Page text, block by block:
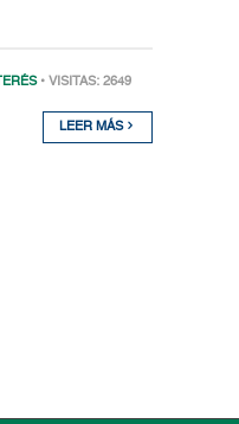
• VISITAS: 2649
LEER MÁS